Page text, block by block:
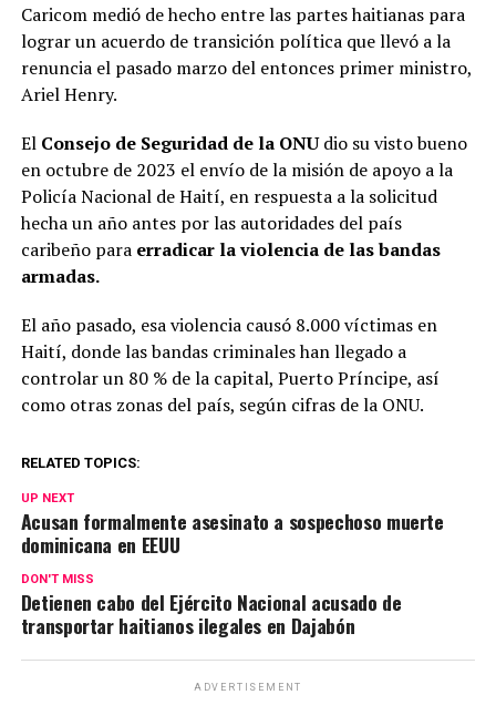
Caricom medió de hecho entre las partes haitianas para
lograr un acuerdo de transición política que llevó a la
renuncia el pasado marzo del entonces primer ministro,
Ariel Henry.
El Consejo de Seguridad de la ONUdio su visto bueno
en octubre de 2023 el envío de la misión de apoyo a la
Policía Nacional de Haití, en respuesta a la solicitud
hecha un año antes por las autoridades del país
caribeño paraerradicar la violencia de las bandas
armadas.
El año pasado, esa violencia causó 8.000 víctimas en
Haití, donde las bandas criminales han llegado a
controlar un 80 % de la capital, Puerto Príncipe, así
como otras zonas del país, según cifras de la ONU.
RELATED TOPICS:
UP NEXT
Acusan formalmente asesinato a sospechoso muerte
dominicana en EEUU
DON'T MISS
Detienen cabo del Ejército Nacional acusado de
transportar haitianos ilegales en Dajabón
ADVERTISEMENT